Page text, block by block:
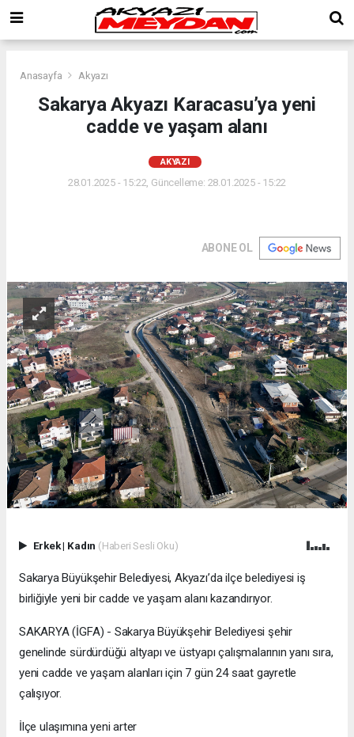
Anasayfa Akyazı
Sakarya Akyazı Karacasu’ya yeni
cadde ve yaşam alanı
AKYAZI
28.01.2025 - 15:22, Güncelleme: 28.01.2025 - 15:22
ABONE OL
Erkek| Kadın (Haberi Sesli Oku)
Sakarya Büyükşehir Belediyesi, Akyazı’da ilçe belediyesi iş
birliğiyle yeni bir cadde ve yaşam alanı kazandırıyor.
SAKARYA (İGFA) - Sakarya Büyükşehir Belediyesi şehir
genelinde sürdürdüğü altyapı ve üstyapı çalışmalarının yanı sıra,
yeni cadde ve yaşam alanları için 7 gün 24 saat gayretle
çalışıyor.
İlçe ulaşımına yeni arter